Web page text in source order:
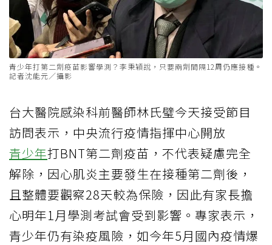
青少年打第二劑疫苗影響學測？李秉穎說，只要兩劑間隔12周仍應接種。
記者沈能元／攝影
台大醫院感染科前醫師林氏璧今天接受節目
訪問表示，中央流行疫情指揮中心開放
青少年打BNT第二劑疫苗，不代表疑慮完全
解除，因心肌炎主要發生在接種第二劑後，
且整體要觀察28天較為保險，因此有家長擔
心明年1月學測考試會受到影響。專家表示，
青少年仍有染疫風險，如今年5月國內疫情爆